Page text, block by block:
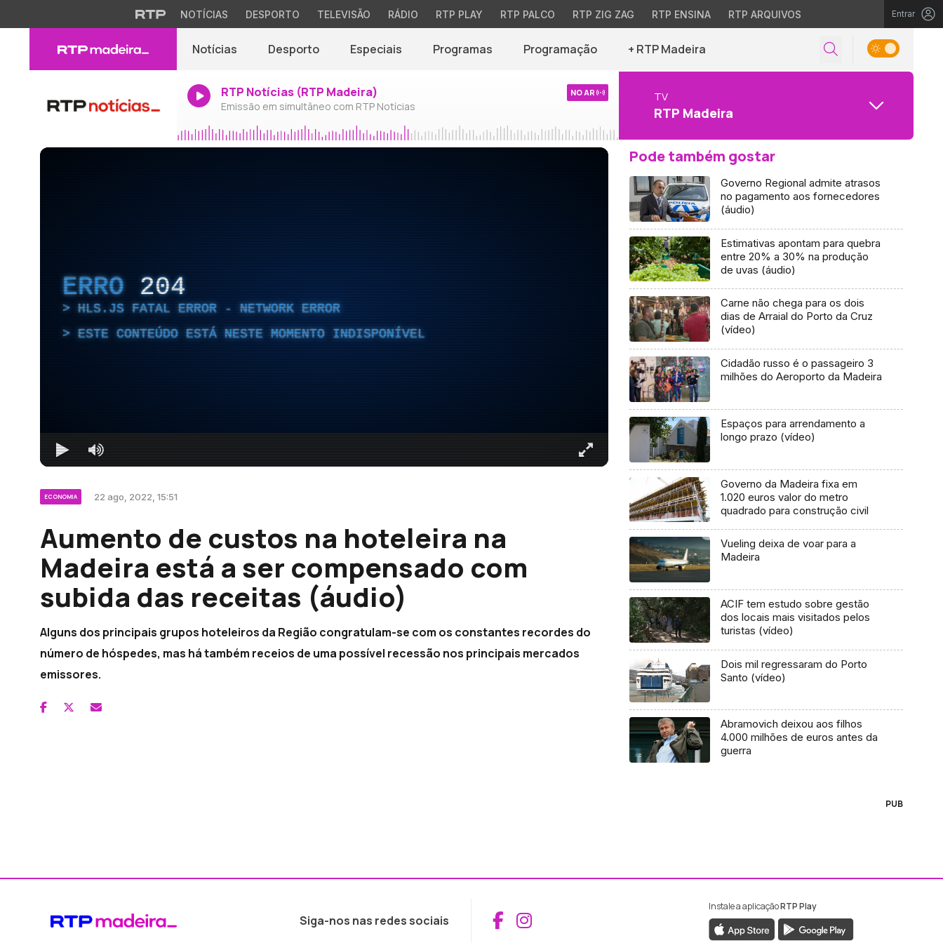
NOTÍCIAS DESPORTO TELEVISÃO RÁDIO RTP PLAY RTP PALCO RTP ZIG ZAG RTP ENSINA RTP ARQUIVOS Entrar
Notícias Desporto Especiais Programas Programação + RTP Madeira
RTP Notícias (RTP Madeira)
Emissão em simultâneo com RTP Notícias
NO AR TV
RTP Madeira
ERRO 204
HLS.JS FATAL ERROR - NETWORK ERROR
ESTE CONTEÚDO ESTÁ NESTE MOMENTO INDISPONÍVEL
ECONOMIA 22 ago, 2022, 15:51
Aumento de custos na hoteleira na
Madeira está a ser compensado com
subida das receitas (áudio)
Alguns dos principais grupos hoteleiros da Região congratulam-se com os constantes recordes do
número de hóspedes, mas há também receios de uma possível recessão nos principais mercados
emissores.
Pode também gostar
Governo Regional admite atrasos
no pagamento aos fornecedores
(áudio)
Estimativas apontam para quebra
entre 20% a 30% na produção
de uvas (áudio)
Carne não chega para os dois
dias de Arraial do Porto da Cruz
(vídeo)
Cidadão russo é o passageiro 3
milhões do Aeroporto da Madeira
Espaços para arrendamento a
longo prazo (vídeo)
Governo da Madeira fixa em
1.020 euros valor do metro
quadrado para construção civil
Vueling deixa de voar para a
Madeira
ACIF tem estudo sobre gestão
dos locais mais visitados pelos
turistas (vídeo)
Dois mil regressaram do Porto
Santo (vídeo)
Abramovich deixou aos filhos
4.000 milhões de euros antes da
guerra
PUB
Siga-nos nas redes sociais Aceder ao Facebook da RTP Madeira
Aceder ao Instagram da RTP Madeira
Instale a aplicaçãoRTP Play